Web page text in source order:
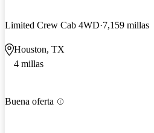
Limited Crew Cab 4WD 7,159 millas
Houston, TX
4 millas
Buena oferta